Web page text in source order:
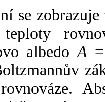
se
albedoA